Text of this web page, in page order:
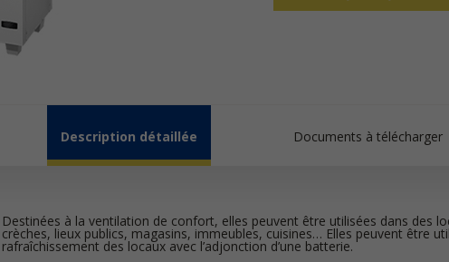
Description détaillée Documents à télécharger
Destinées à la ventilation de confort, elles peuvent être utilisées dans des
crèches, lieux publics, magasins, immeubles, cuisines… Elles peuvent être
rafraîchissement des locaux avec l’adjonction d’une batterie.